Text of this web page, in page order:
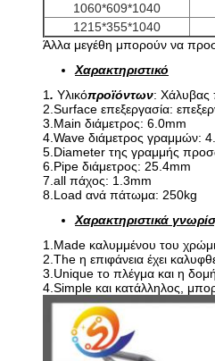
1060*609*1040
1215*355*1040
Άλλα μεγέθη μπορούν να
Χαρακτηριστικό
1. Υλικόπροϊόντων: Χάλυβας
2.Surface επεξεργασία:
3.Main διάμετρος: 6.0mm
4.Wave διάμετρος γραμμών:
5.Diameter της γραμμής
6.Pipe διάμετρος: 25.4mm
7.all πάχος: 1.3mm
8.Load ανά πάτωμα: 250kg
Χαρακτηριστικά
1.Made καλυμμένου του
2.The η επιφάνεια έχει
3.Unique το πλέγμα και η
4.Simple και κατάλληλος,